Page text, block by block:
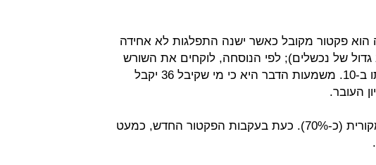
הוא פקטור מקובל כאשר ישנה התפלגות לא אחידה
של נכשלים); לפי הנוסחה, לוקחים את השורש
הריבועי של הציון ומכפילים אותו ב-10. משמעות הדבר היא כי מי שקיבל 36 יקבל
447 נבחנים נכשלו בבחינה המקורית (כ-70%). כעת בעקבות הפקטור החדש, כמעט